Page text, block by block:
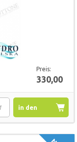
Preis:
330,00
in den